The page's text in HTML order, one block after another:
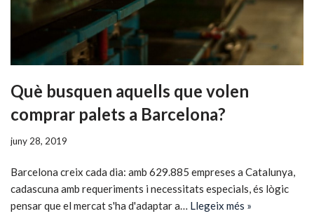
Què busquen aquells que volen
comprar palets a Barcelona?
juny 28, 2019
Barcelona creix cada dia: amb 629.885 empreses a Catalunya,
cadascuna amb requeriments i necessitats especials, és lògic
pensar que el mercat s'ha d'adaptar a… Llegeix més »